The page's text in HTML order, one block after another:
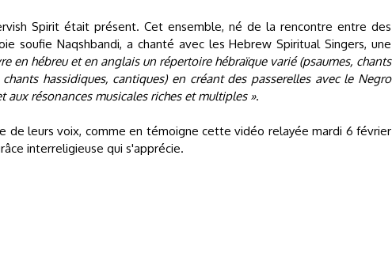
Spirit était présent. Cet ensemble, né de la rencontre entre des
soufie Naqshbandi, a chanté avec les Hebrew Spiritual Singers, une
en hébreu et en anglais un répertoire hébraïque varié (psaumes, chants
hassidiques, cantiques) en créant des passerelles avec le Negro
aux résonances musicales riches et multiples ».
de leurs voix, comme en témoigne cette vidéo relayée mardi 6 février
interreligieuse qui s'apprécie.